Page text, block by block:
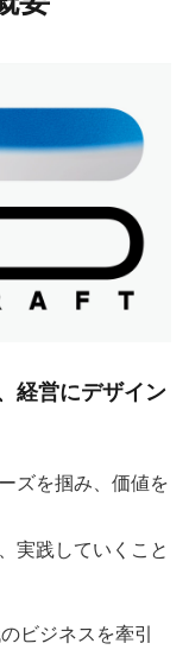
経営にデザイン
ズを掴み、価値を
実践していくこと
ビジネスを牽引